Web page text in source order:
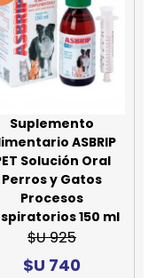
Suplemento
ASBRIP
Solución Oral
Perros y Gatos
Procesos
150 ml
$U 925
$U 740